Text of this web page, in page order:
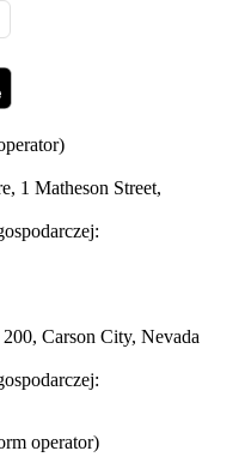
1 Matheson Street,
Carson City, Nevada
operator)